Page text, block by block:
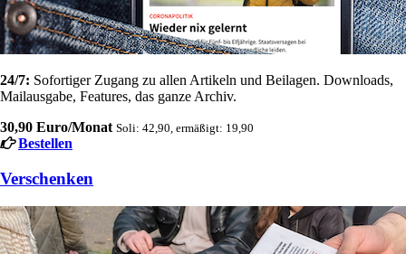
24/7: Sofortiger Zugang zu allen Artikeln und Beilagen. Downloads,
Mailausgabe, Features, das ganze Archiv.
30,90 Euro/Monat Soli: 42,90, ermäßigt: 19,90
Bestellen
Verschenken